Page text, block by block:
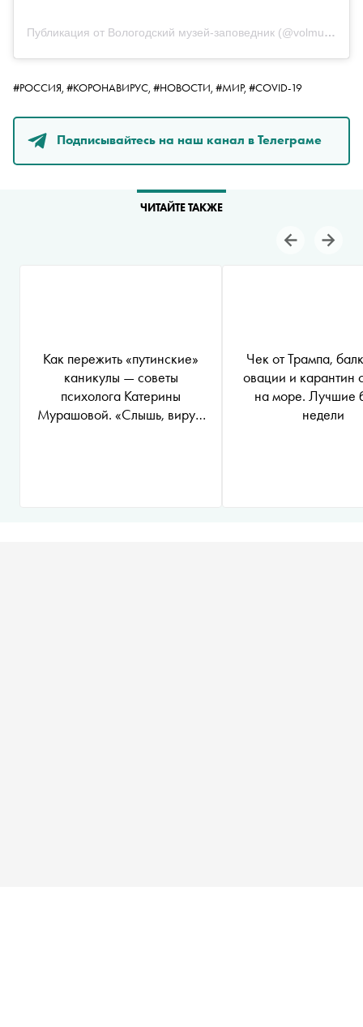
Публикация от Вологодский музей-заповедник (@volmuseum)
#РОССИЯ, #КОРОНАВИРУС, #НОВОСТИ, #МИР, #COVID-19
Подписывайтесь на наш канал в Телеграме
ЧИТАЙТЕ ТАКЖЕ
Как пережить «путинские»
каникулы — советы
психолога Катерины
Мурашовой. «Слышь, вирус,
Чек от Трампа,
овации и карантин
на море. Лучшие
недели